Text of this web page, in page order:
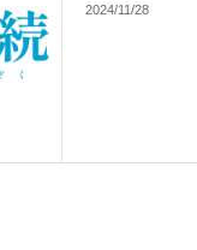
2024/11/28